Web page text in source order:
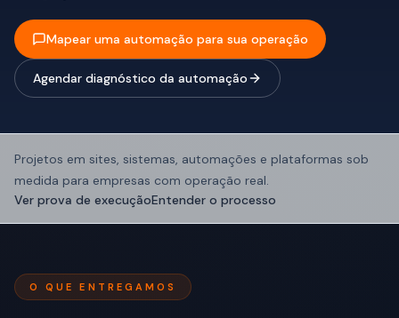
Mapear uma automação para sua operação
Agendar diagnóstico da automação
Projetos em sites, sistemas, automações e plataformas sob
medida para empresas com operação real.
Ver prova de execuçãoEntender o processo
O QUE ENTREGAMOS